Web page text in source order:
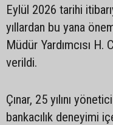
Eylül 2026 tarihi
yıllardan bu yana
Müdür Yardımcısı H.
verildi.
Çınar, 25 yılını
bankacılık deneyimi